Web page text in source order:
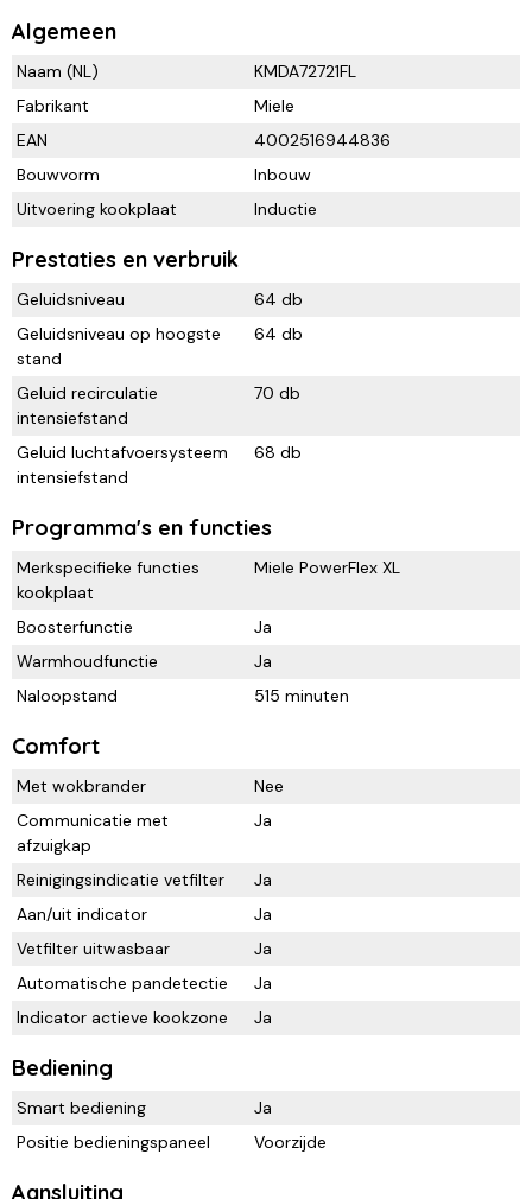
Algemeen
Naam (NL)
KMDA72721FL
Fabrikant
Miele
EAN
4002516944836
Bouwvorm
Inbouw
Uitvoering kookplaat
Inductie
Prestaties en verbruik
Geluidsniveau
64 db
Geluidsniveau op hoogste
stand
64 db
Geluid recirculatie
intensiefstand
70 db
Geluid luchtafvoersysteem
intensiefstand
68 db
Programma's en functies
Merkspecifieke functies
kookplaat
Miele PowerFlex XL
Boosterfunctie
Ja
Warmhoudfunctie
Ja
Naloopstand
515 minuten
Comfort
Met wokbrander
Nee
Communicatie met
afzuigkap
Ja
Reinigingsindicatie vetfilter
Ja
Aan/uit indicator
Ja
Vetfilter uitwasbaar
Ja
Automatische pandetectie
Ja
Indicator actieve kookzone
Ja
Bediening
Smart bediening
Ja
Positie bedieningspaneel
Voorzijde
Aansluiting